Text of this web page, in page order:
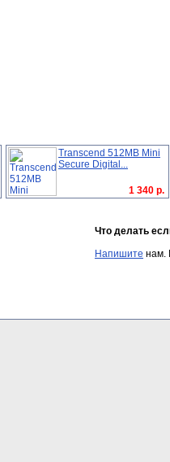
Transcend 512MB Mini
Secure Digital...
1 340 р.
Что делать
Напишите нам.